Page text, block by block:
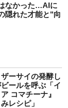
なかった…AIに
隠れた才能と"向
ーサイの発酵し
ールを呼ぶ「イ
コマチーナ』
レシピ」